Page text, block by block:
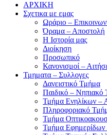
ΑΡΧΙΚΗ
Σχετικα με εμας
Ωράριο –
Όραμα – Αποστολή
Η Ιστορία μας
Διοίκηση
Προσωπικό
Κανονισμοί –
Τμηματα – Συλλογες
Δανειστικό Τμήμα
Παιδικό – Νηπιακό
Τμήμα Ενηλίκων –
Πληροφοριακό
Τμήμα
Τμήμα Εφημερίδων